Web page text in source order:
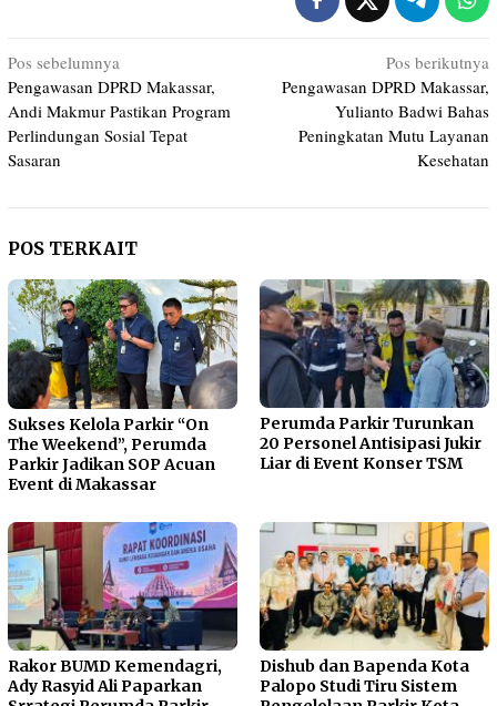
Navigasi
pos
Pos sebelumnya
Pengawasan DPRD Makassar,
Andi Makmur Pastikan Program
Perlindungan Sosial Tepat
Sasaran
Pos berikutnya
Pengawasan DPRD Makassar,
Yulianto Badwi Bahas
Peningkatan Mutu Layanan
Kesehatan
POS TERKAIT
Sukses Kelola Parkir “On
The Weekend”, Perumda
Parkir Jadikan SOP Acuan
Event di Makassar
Perumda Parkir Turunkan
20 Personel Antisipasi Jukir
Liar di Event Konser TSM
Rakor BUMD Kemendagri,
Ady Rasyid Ali Paparkan
Dishub dan Bapenda Kota
Palopo Studi Tiru Sistem